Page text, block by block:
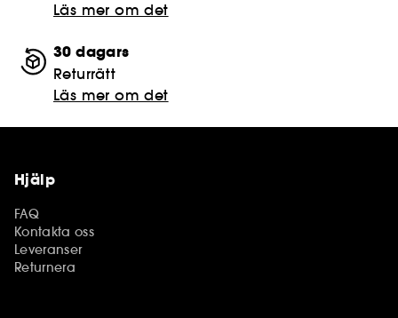
Läs mer om det
30 dagars
Returrätt
Läs mer om det
Hjälp
FAQ
Kontakta oss
Leveranser
Returnera